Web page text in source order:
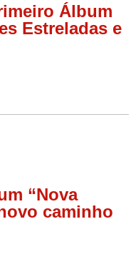
Álbum
Estreladas e
“Nova
caminho